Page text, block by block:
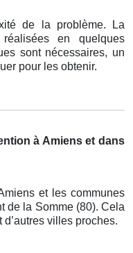
de la problème. La
en quelques
sont nécessaires, un
pour les obtenir.
à Amiens et dans
et les communes
de la Somme (80). Cela
villes proches.